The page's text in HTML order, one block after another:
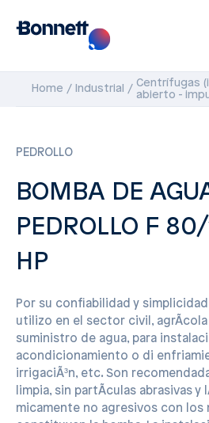
Home Industrial
Centrífugas
abierto -
PEDROLLO
BOMBA DE
PEDROLLO F
HP
Por su confiabilidad y
utilizo en el sector civil, agrÃ­cola
suministro de agua, para
acondicionamiento o di
irrigaciÃ³n, etc. Son
limpia, sin partÃ­culas abrasivas
micamente no agresivos con los